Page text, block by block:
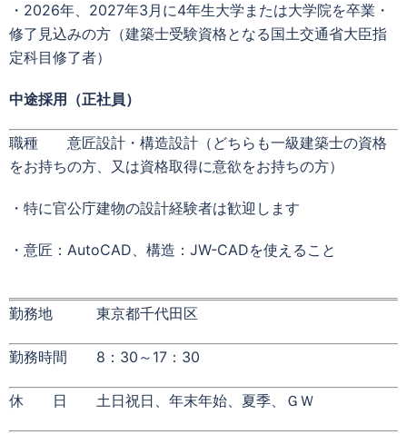
・2026年、2027年3月に4年生大学または大学院を卒業・
修了見込みの方（建築士受験資格となる国土交通省大臣指
定科目修了者）
中途採用（正社員）
職種 意匠設計・構造設計（どちらも一級建築士の資格
をお持ちの方、又は資格取得に意欲をお持ちの方）
・特に官公庁建物の設計経験者は歓迎します
・意匠：AutoCAD、構造：JW-CADを使えること
勤務地 東京都千代田区
勤務時間 8：30～17：30
休 日 土日祝日、年末年始、夏季、ＧＷ